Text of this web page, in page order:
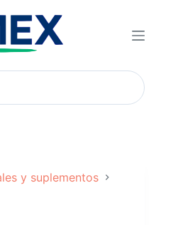
y suplementos